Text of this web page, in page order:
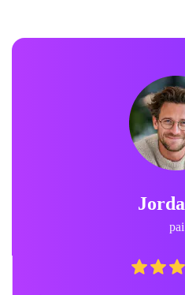
pai